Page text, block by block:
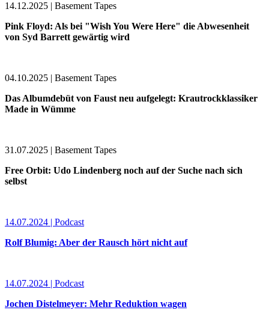
14.12.2025 | Basement Tapes
Pink Floyd: Als bei "Wish You Were Here" die Abwesenheit
von Syd Barrett gewärtig wird
04.10.2025 | Basement Tapes
Das Albumdebüt von Faust neu aufgelegt: Krautrockklassiker
Made in Wümme
31.07.2025 | Basement Tapes
Free Orbit: Udo Lindenberg noch auf der Suche nach sich
selbst
14.07.2024 | Podcast
Rolf Blumig: Aber der Rausch hört nicht auf
14.07.2024 | Podcast
Jochen Distelmeyer: Mehr Reduktion wagen